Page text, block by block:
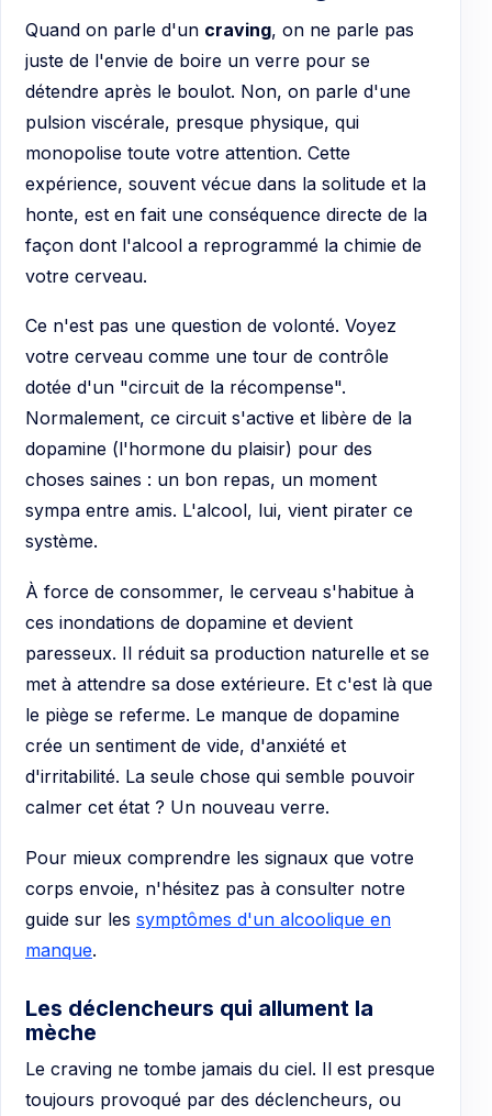
Quand on parle d'un craving, on ne parle pas
juste de l'envie de boire un verre pour se
détendre après le boulot. Non, on parle d'une
pulsion viscérale, presque physique, qui
monopolise toute votre attention. Cette
expérience, souvent vécue dans la solitude et la
honte, est en fait une conséquence directe de la
façon dont l'alcool a reprogrammé la chimie de
votre cerveau.
Ce n'est pas une question de volonté. Voyez
votre cerveau comme une tour de contrôle
dotée d'un "circuit de la récompense".
Normalement, ce circuit s'active et libère de la
dopamine (l'hormone du plaisir) pour des
choses saines : un bon repas, un moment
sympa entre amis. L'alcool, lui, vient pirater ce
système.
À force de consommer, le cerveau s'habitue à
ces inondations de dopamine et devient
paresseux. Il réduit sa production naturelle et se
met à attendre sa dose extérieure. Et c'est là que
le piège se referme. Le manque de dopamine
crée un sentiment de vide, d'anxiété et
d'irritabilité. La seule chose qui semble pouvoir
calmer cet état ? Un nouveau verre.
Pour mieux comprendre les signaux que votre
corps envoie, n'hésitez pas à consulter notre
guide sur les symptômes d'un alcoolique en
manque.
Les déclencheurs qui allument la
mèche
Le craving ne tombe jamais du ciel. Il est presque
toujours provoqué par des déclencheurs, ou